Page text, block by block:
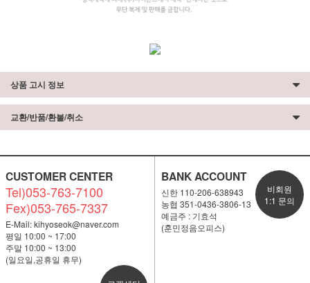
상품 고시 정보
교환/반품/환불/취소
CUSTOMER CENTER
Tel)053-763-7100
Fex)053-765-7337
E-Mail:kihyoseok@naver.com
평일 10:00 ~ 17:00
주말 10:00 ~ 13:00
(일요일,공휴일 휴무)
BANK ACCOUNT
신한 110-206-638943
농협 351-0436-3806-13
예금주 : 기효석
(훈민정음오피스)
비회원
1:1 문의